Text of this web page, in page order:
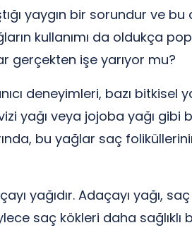
yaygın bir sorundur ve
kullanımı da oldukça
gerçekten işe yarıyor mu?
deneyimleri, bazı
yağı veya jojoba yağı gibi
bu yağlar saç
yağıdır. Adaçayı yağı,
saç kökleri daha